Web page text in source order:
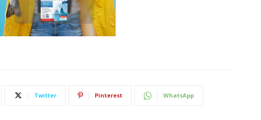
Twitter Pinterest WhatsApp